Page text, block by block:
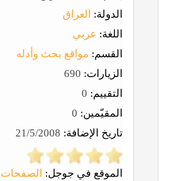
الدولة:
العراق
اللغة: عربي
القسم: مواقع بحث وأدله
الزيارات:
التقييم:
المقيّمين:
تاريخ الإضافة:
الموقع في جوجل: الصفحات